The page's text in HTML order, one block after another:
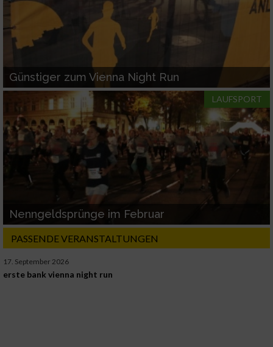
Günstiger zum Vienna Night Run
LAUFSPORT
Nenngeldsprünge im Februar
PASSENDE VERANSTALTUNGEN
17. September 2026
erste bank vienna night run